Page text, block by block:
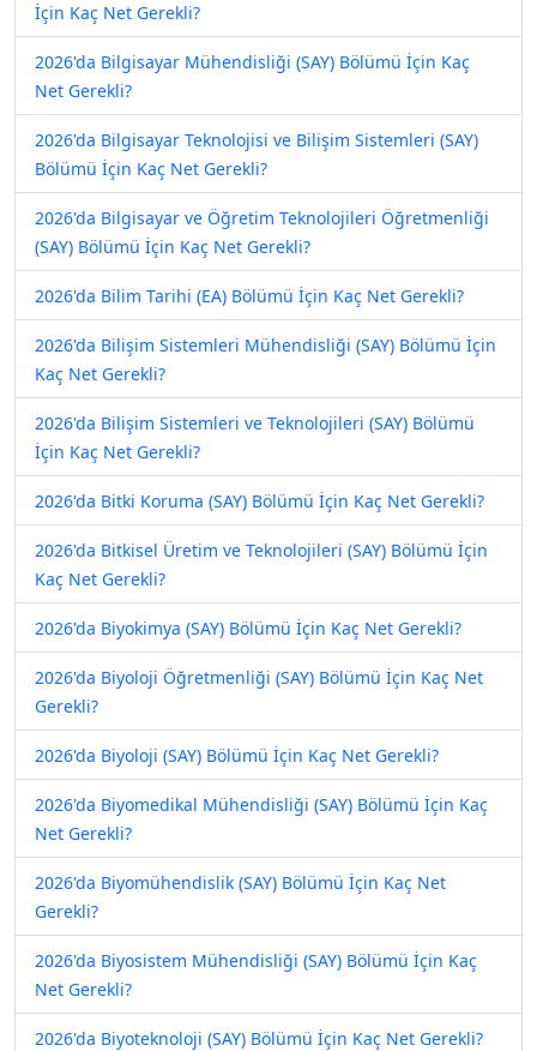
İçin Kaç Net Gerekli?
2026'da Bilgisayar Mühendisliği (SAY) Bölümü İçin Kaç
Net Gerekli?
2026'da Bilgisayar Teknolojisi ve Bilişim Sistemleri (SAY)
Bölümü İçin Kaç Net Gerekli?
2026'da Bilgisayar ve Öğretim Teknolojileri Öğretmenliği
(SAY) Bölümü İçin Kaç Net Gerekli?
2026'da Bilim Tarihi (EA) Bölümü İçin Kaç Net Gerekli?
2026'da Bilişim Sistemleri Mühendisliği (SAY) Bölümü İçin
Kaç Net Gerekli?
2026'da Bilişim Sistemleri ve Teknolojileri (SAY) Bölümü
İçin Kaç Net Gerekli?
2026'da Bitki Koruma (SAY) Bölümü İçin Kaç Net Gerekli?
2026'da Bitkisel Üretim ve Teknolojileri (SAY) Bölümü İçin
Kaç Net Gerekli?
2026'da Biyokimya (SAY) Bölümü İçin Kaç Net Gerekli?
2026'da Biyoloji Öğretmenliği (SAY) Bölümü İçin Kaç Net
Gerekli?
2026'da Biyoloji (SAY) Bölümü İçin Kaç Net Gerekli?
2026'da Biyomedikal Mühendisliği (SAY) Bölümü İçin Kaç
Net Gerekli?
2026'da Biyomühendislik (SAY) Bölümü İçin Kaç Net
Gerekli?
2026'da Biyosistem Mühendisliği (SAY) Bölümü İçin Kaç
Net Gerekli?
2026'da Biyoteknoloji (SAY) Bölümü İçin Kaç Net Gerekli?